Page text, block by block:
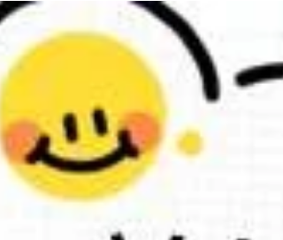
習有時也講機緣，有同學海外短暫回港能配
上課，有同學因病缺席，希望大家也保重，
次能在課堂上見。 今天我分享了很多保健手
位，無論如何我都希望大家會實踐所學以幫
自己、身邊人與動物。 課程捐款$3680元正
予喵星球之家，謝謝同學送我聖誕禮物及賀
卡。💫 下個前期課程尚有最後一名額，如有
意上課，敬請聯絡。🙏
www.acelements.com 🦌🐆 #自然療法 手療
#直傳靈氣 #靈氣 後期課程 okuden
#animalscommunication #jikidenreiki